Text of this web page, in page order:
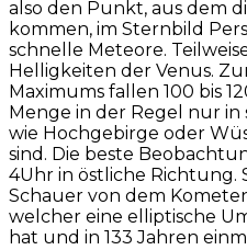
also den Punkt, aus dem
kommen, im Sternbild
schnelle Meteore.
Helligkeiten der Venus.
Maximums fallen 100 bis
Menge in der Regel nur
wie Hochgebirge oder
sind. Die beste
4Uhr in östliche Richtung.
Schauer von dem
welcher eine elliptische
hat und in 133 Jahren